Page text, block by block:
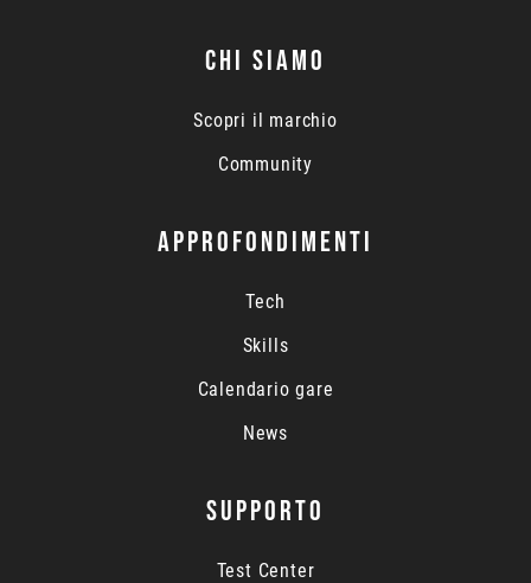
CHI SIAMO
Scopri il marchio
Community
APPROFONDIMENTI
Tech
Skills
Calendario gare
News
SUPPORTO
Test Center